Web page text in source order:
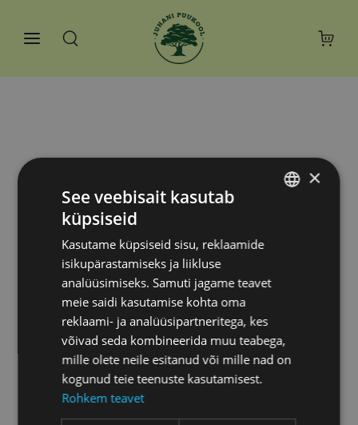
×
See veebisait kasutab
küpsiseid
Kasutame küpsiseid sisu, reklaamide
isikupärastamiseks ja liikluse
analüüsimiseks. Samuti jagame teavet
meie saidi kasutamise kohta oma
reklaami- ja analüüsipartneritega, kes
võivad seda kombineerida muu teabega,
mille olete neile esitanud või mille nad on
kogunud teie teenuste kasutamisest.
Rohkem teavet